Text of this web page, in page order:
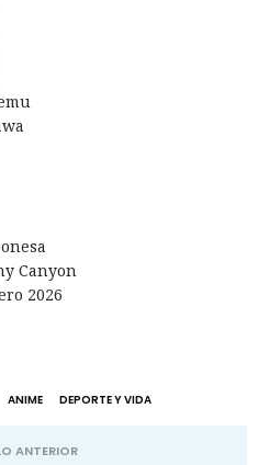
Canyon
2026
ANIME DEPORTE Y VIDA
ANTERIOR